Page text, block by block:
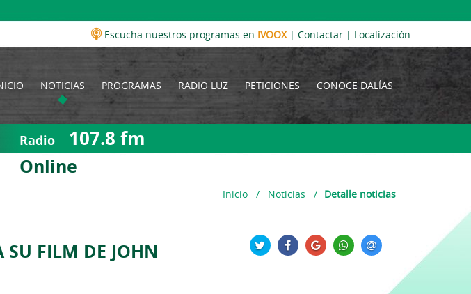
Escucha nuestros programas en IVOOX| Contactar | Localización
NOTICIAS PROGRAMAS RADIO LUZ PETICIONES CONOCE DALÍAS
Radio 107.8 fm
Online
Inicio / Noticias / Detalle noticias
SU FILM DE JOHN